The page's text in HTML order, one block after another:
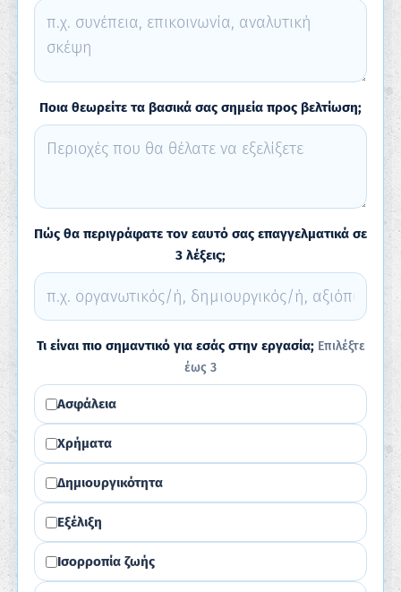
Ποια θεωρείτε τα βασικά σας σημεία προς βελτίωση;
Πώς θα περιγράφατε τον εαυτό σας επαγγελματικά σε
3 λέξεις;
Τι είναι πιο σημαντικό για εσάς στην εργασία; Επιλέξτε
έως 3
Ασφάλεια
Χρήματα
Δημιουργικότητα
Εξέλιξη
Ισορροπία ζωής